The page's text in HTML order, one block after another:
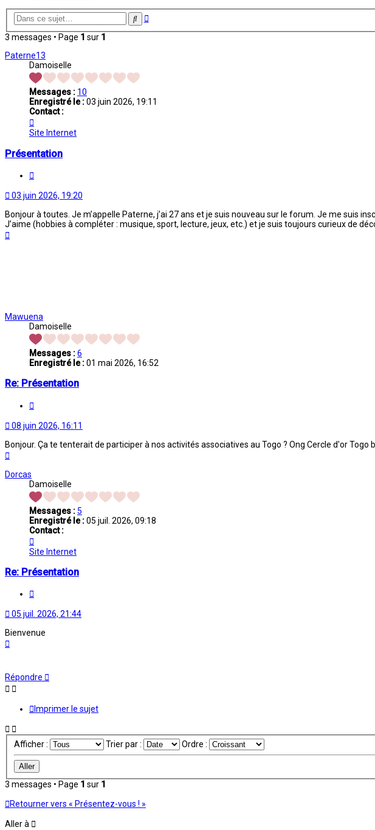
Rechercher
Recherche
3 messages • Page 1 sur 1
Paterne13
Damoiselle
Messages : 10
Enregistré le :03 juin 2026, 19:11
Contact :
Paterne13
Site Internet
Présentation
03 juin 2026, 19:20
Bonjour à toutes. Je m’appelle Paterne, j’ai 27 ans et je suis nouveau sur le forum. Je me suis
J’aime (hobbies à compléter : musique, sport, lecture, jeux, etc.) et je suis toujours curieux de
Mawuena
Damoiselle
Messages :6
Enregistré le :01 mai 2026, 16:52
Re: Présentation
08 juin 2026, 16:11
Bonjour. Ça te tenterait de participer à nos activités associatives au Togo ? Ong Cercle d'or Togo
Dorcas
Damoiselle
Messages :5
Enregistré le :05 juil. 2026, 09:18
Contact :
Dorcas
Site Internet
Re: Présentation
05 juil. 2026, 21:44
Bienvenue
Répondre
Imprimer le sujet
Afficher : Trier par : Ordre :
3 messages • Page 1 sur 1
Retourner vers « Présentez-vous ! »
Aller à